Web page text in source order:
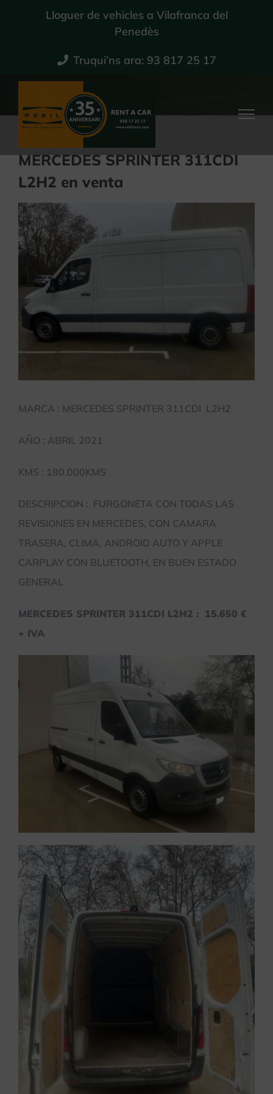
Lloguer de vehicles a Vilafranca del
Penedès
Truqui’ns ara: 93 817 25 17
MERCEDES SPRINTER 311CDI
L2H2 en venta
View
Larger
Image
MARCA : MERCEDES SPRINTER 311CDI L2H2
AÑO : ABRIL 2021
KMS : 180.000KMS
DESCRIPCION : FURGONETA CON TODAS LAS
REVISIONES EN MERCEDES, CON CAMARA
TRASERA, CLIMA, ANDROID AUTO Y APPLE
CARPLAY CON BLUETOOTH, EN BUEN ESTADO
GENERAL
MERCEDES SPRINTER 311CDI L2H2 : 15.650 €
+ IVA